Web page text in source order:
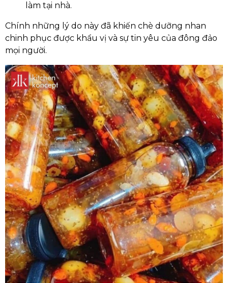
làm tại nhà.
Chính những lý do này đã khiến chè dưỡng nhan
chinh phục được khẩu vị và sự tin yêu của đông đảo
mọi người.